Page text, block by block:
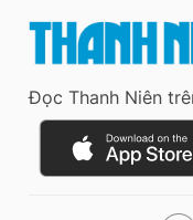
Đọc Thanh Niên